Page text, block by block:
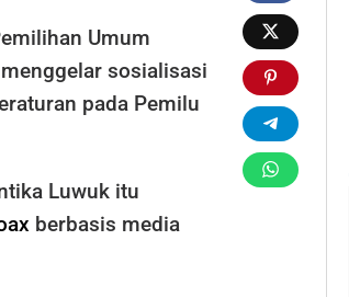
Umum
sosialisasi
pada Pemilu
Luwuk itu
berbasis media